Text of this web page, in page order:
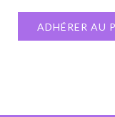
ADHÉRER AU